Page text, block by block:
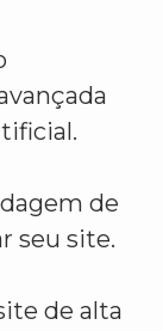
de
seu site.
de alta